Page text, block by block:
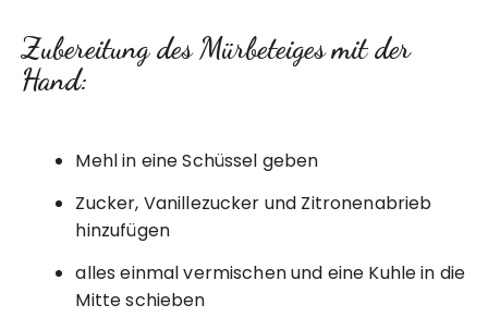
Zubereitung des Mürbeteiges mit der
Hand:
Mehl in eine Schüssel geben
Zucker, Vanillezucker und Zitronenabrieb
hinzufügen
alles einmal vermischen und eine Kuhle in die
Mitte schieben